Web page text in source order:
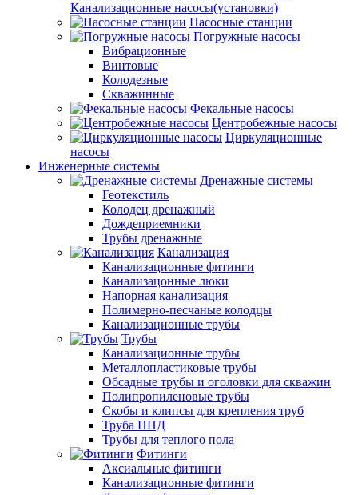
Канализационные насосы(установки)
Насосные станции
Погружные насосы
Вибрационные
Винтовые
Колодезные
Скважинные
Фекальные насосы
Центробежные насосы
Циркуляционные
насосы
Инженерные системы
Дренажные системы
Геотекстиль
Колодец дренажный
Дождеприемники
Трубы дренажные
Канализация
Канализационные фитинги
Канализацонные люки
Напорная канализация
Полимерно-песчаные колодцы
Канализационные трубы
Трубы
Канализационные трубы
Металлопластиковые трубы
Обсадные трубы и оголовки для скважин
Полипропиленовые трубы
Скобы и клипсы для крепления труб
Труба ПНД
Трубы для теплого пола
Фитинги
Аксиальные фитинги
Канализационные фитинги